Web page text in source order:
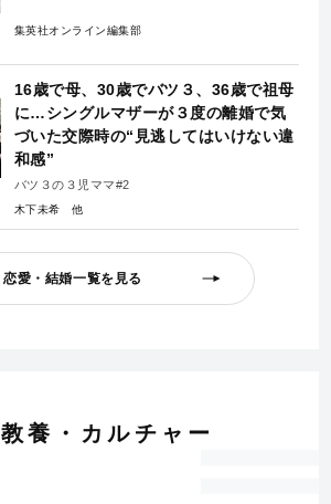
集英社オンライン編集部
16歳で母、30歳でバツ３、36歳で祖母
に…シングルマザーが３度の離婚で気
づいた交際時の“見逃してはいけない違
和感”
バツ３の３児ママ#2
木下未希
恋愛・結婚一覧を見る
教養・カルチャー